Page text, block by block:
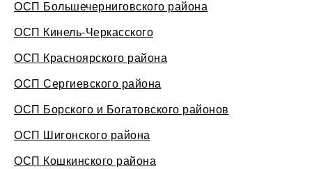
ОСП Большечерниговского района
ОСП Кинель-Черкасского
ОСП Красноярского района
ОСП Сергиевского района
ОСП Борского и Богатовского районов
ОСП Шигонского района
ОСП Кошкинского района